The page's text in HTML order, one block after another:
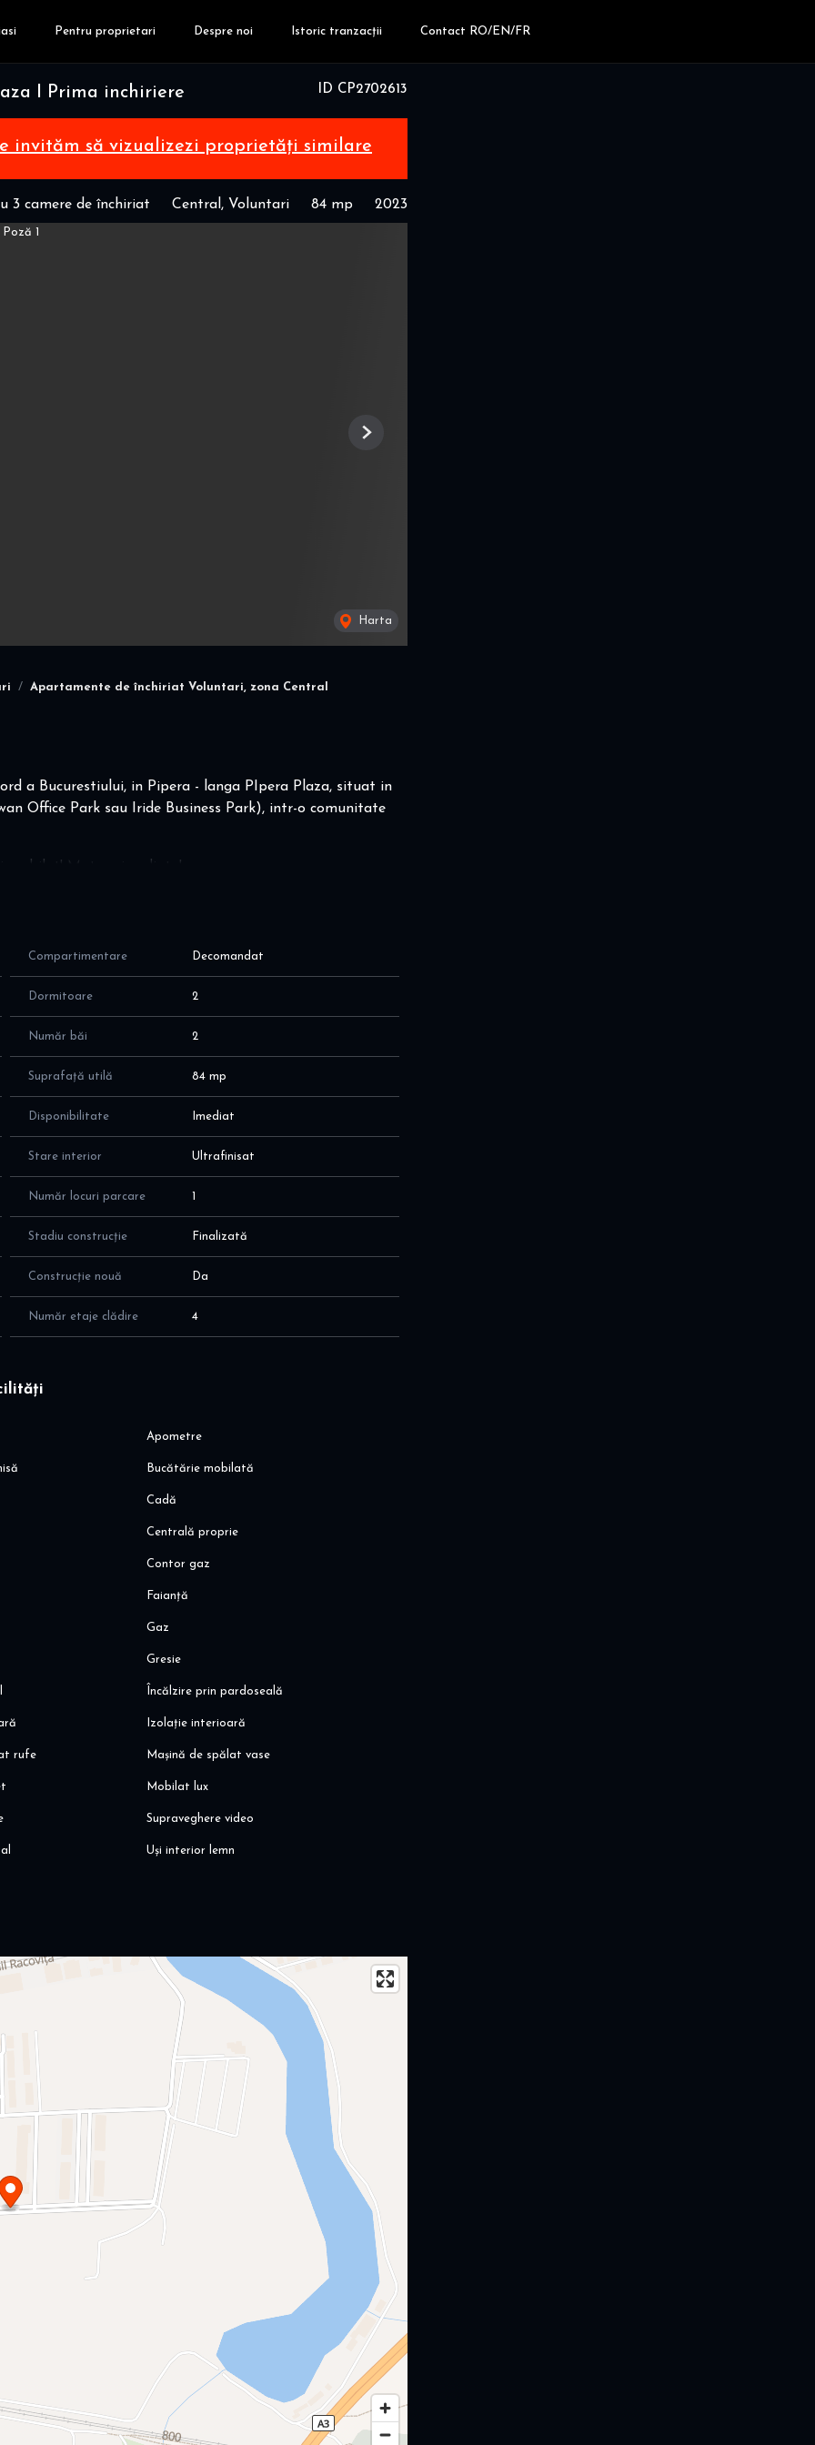
Pentru proprietari Despre noi Istoric tranzacții Contact RO/EN/FR
ID CP2702613
I Prima inchiriere
invităm să vizualizezi proprietăți similare
3 camere de închiriat Central, Voluntari 84 mp 2023
Harta
Next
Apartamente de închiriat Voluntari, zona Central
a Bucurestiului, in Pipera - langa PIpera Plaza, situat in
Office Park sau Iride Business Park), intr-o comunitate
de dining; cu acces catre balconul mic
spalat vase
balconul mare
restaurante, magazin Bio, Jysk, Pepco, DM,
de autobuze STB & STV; World Class Planet - club fitness,
Compartimentare Decomandat
Dormitoare 2
Număr băi 2
Suprafață utilă 84 mp
Disponibilitate Imediat
Stare interior Ultrafinisat
Număr locuri parcare 1
Stadiu construcție Finalizată
Construcție nouă Da
Număr etaje clădire 4
Apometre
Bucătărie mobilată
Cadă
Centrală proprie
Contor gaz
Faianță
Gaz
Gresie
Încălzire prin pardoseală
Izolație interioară
rufe Mașină de spălat vase
Mobilat lux
Supraveghere video
Uși interior lemn